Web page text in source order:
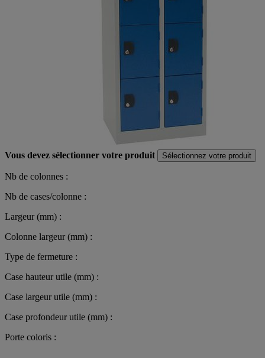
Vous devez sélectionner votre produit Sélectionnez votre produit
Nb de colonnes :
Nb de cases/colonne :
Largeur (mm) :
Colonne largeur (mm) :
Type de fermeture :
Case hauteur utile (mm) :
Case largeur utile (mm) :
Case profondeur utile (mm) :
Porte coloris :